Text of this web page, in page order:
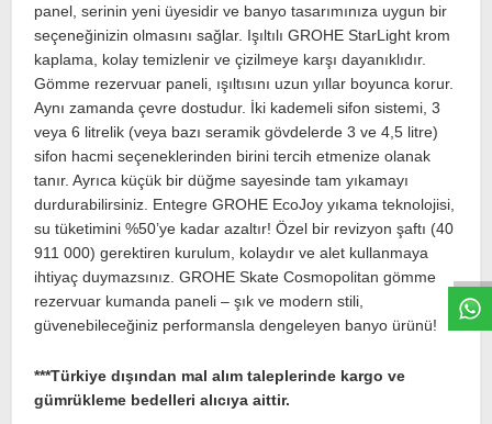
panel, serinin yeni üyesidir ve banyo tasarımınıza uygun bir
seçeneğinizin olmasını sağlar. Işıltılı GROHE StarLight krom
kaplama, kolay temizlenir ve çizilmeye karşı dayanıklıdır.
Gömme rezervuar paneli, ışıltısını uzun yıllar boyunca korur.
Aynı zamanda çevre dostudur. İki kademeli sifon sistemi, 3
veya 6 litrelik (veya bazı seramik gövdelerde 3 ve 4,5 litre)
sifon hacmi seçeneklerinden birini tercih etmenize olanak
tanır. Ayrıca küçük bir düğme sayesinde tam yıkamayı
durdurabilirsiniz. Entegre GROHE EcoJoy yıkama teknolojisi,
su tüketimini %50’ye kadar azaltır! Özel bir revizyon şaftı (40
911 000) gerektiren kurulum, kolaydır ve alet kullanmaya
ihtiyaç duymazsınız. GROHE Skate Cosmopolitan gömme
rezervuar kumanda paneli – şık ve modern stili,
güvenebileceğiniz performansla dengeleyen banyo ürünü!
***Türkiye dışından mal alım taleplerinde kargo ve
gümrükleme bedelleri alıcıya aittir.